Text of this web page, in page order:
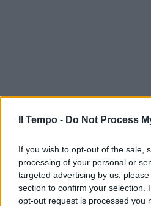
Il Tempo - Do Not Process
If you wish to opt-out of the sale,
processing of your personal or
targeted advertising by us,
section to confirm your selection.
opt-out request is processed you